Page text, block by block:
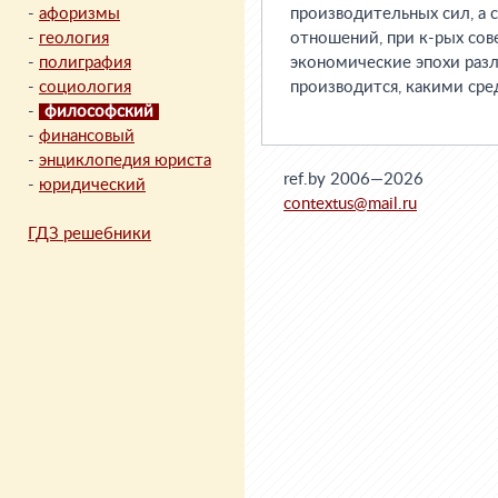
- афоризмы
- геология
- полиграфия
- социология
-
философский
- финансовый
- энциклопедия юриста
- юридический
ГДЗ решебники
производительных сил, а
отношений, при к-рых
экономические эпохи
производится, какими
ref.by 2006—2026
contextus@mail.ru